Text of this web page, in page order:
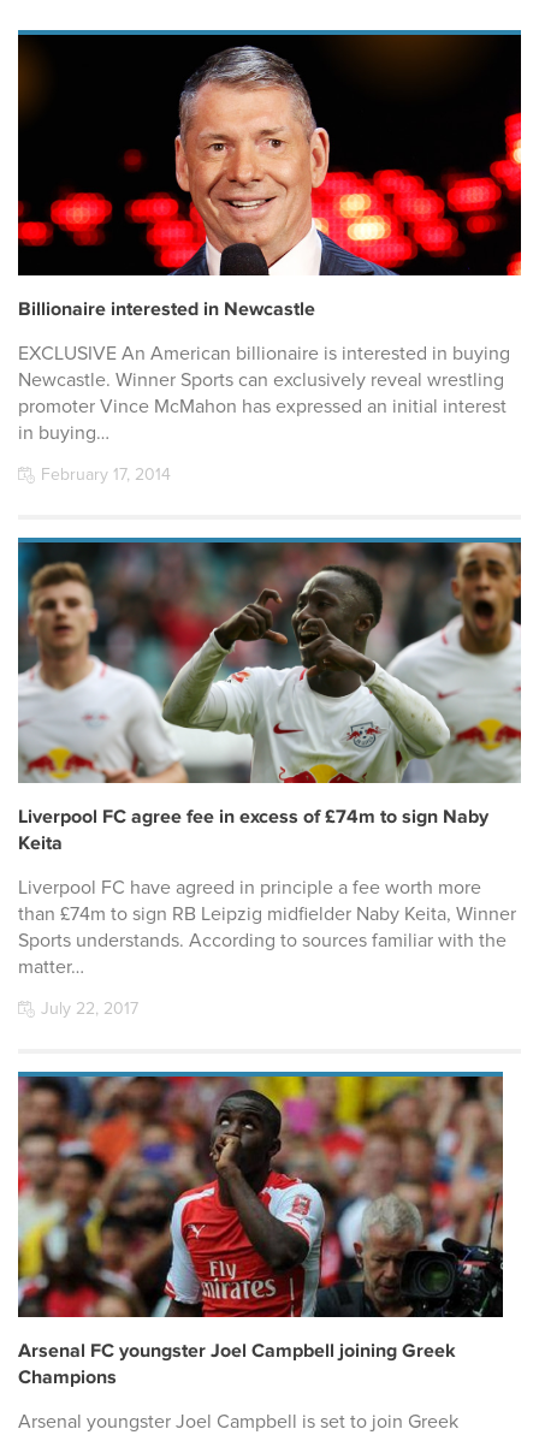
Billionaire interested in Newcastle
EXCLUSIVE An American billionaire is interested in buying
Newcastle. Winner Sports can exclusively reveal wrestling
promoter Vince McMahon has expressed an initial interest
in buying…
February 17, 2014
Liverpool FC agree fee in excess of £74m to sign Naby
Keita
Liverpool FC have agreed in principle a fee worth more
than £74m to sign RB Leipzig midfielder Naby Keita, Winner
Sports understands. According to sources familiar with the
matter…
July 22, 2017
Arsenal FC youngster Joel Campbell joining Greek
Champions
Arsenal youngster Joel Campbell is set to join Greek